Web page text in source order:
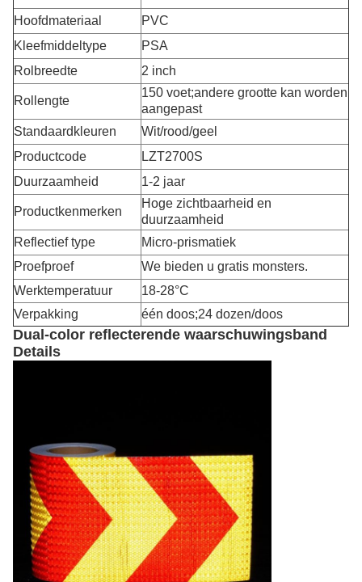
Hoofdmateriaal
PVC
Kleefmiddeltype
PSA
Rolbreedte
2 inch
Rollengte
150 voet;andere grootte kan worden
aangepast
Standaardkleuren
Wit/rood/geel
Productcode
LZT2700S
Duurzaamheid
1-2 jaar
Productkenmerken
Hoge zichtbaarheid en
duurzaamheid
Reflectief type
Micro-prismatiek
Proefproef
We bieden u gratis monsters.
Werktemperatuur
18-28°C
Verpakking
één doos;24 dozen/doos
Dual-color reflecterende waarschuwingsband
Details